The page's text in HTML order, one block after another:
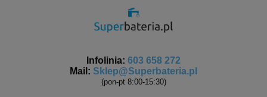
Infolinia: 603 658 272
Mail: Sklep@Superbateria.pl
(pon-pt 8:00-15:30)